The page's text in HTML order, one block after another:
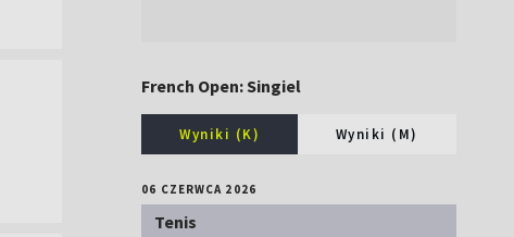
French Open: Singiel
Wyniki (K) Wyniki (M)
06 CZERWCA 2026
Tenis